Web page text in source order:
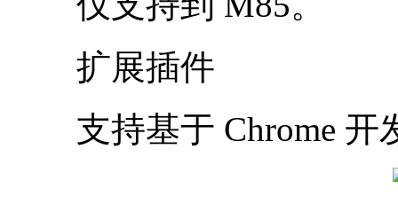
扩展插件
支持基于 Chrome 开